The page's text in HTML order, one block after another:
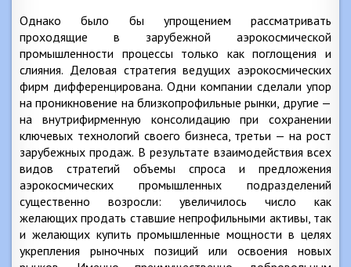
Однако было бы упрощением рассматривать
проходящие в зарубежной аэрокосмической
промышленности процессы только как поглощения и
слияния. Деловая стратегия ведущих аэрокосмических
фирм дифференцирована. Одни компании сделали упор
на проникновение на близкопрофильные рынки, другие —
на внутрифирменную консолидацию при сохранении
ключевых технологий своего бизнеса, третьи — на рост
зарубежных продаж. В результате взаимодействия всех
видов стратегий объемы спроса и предложения
аэрокосмических промышленных подразделений
существенно возросли: увеличилось число как
желающих продать ставшие непрофильными активы, так
и желающих купить промышленные мощности в целях
укрепления рыночных позиций или освоения новых